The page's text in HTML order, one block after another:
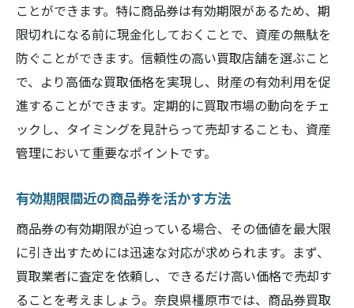
ことができます。特に商品券は有効期限があるため、期
限切れになる前に現金化しておくことで、資産の無駄を
防ぐことができます。信頼性の高い買取店舗を選ぶこと
で、より高価な買取価格を実現し、財産の有効利用を促
進することができます。定期的に買取市場の動向をチェ
ックし、タイミングを見計らって売却することも、資産
管理において重要なポイントです。
有効期限間近の商品券を活かす方法
商品券の有効期限が迫っている場合、その価値を最大限
に引き出すためには迅速な対応が求められます。まず、
買取業者に査定を依頼し、できるだけ高い価格で売却す
ることを考えましょう。奈良県橿原市では、商品券買取